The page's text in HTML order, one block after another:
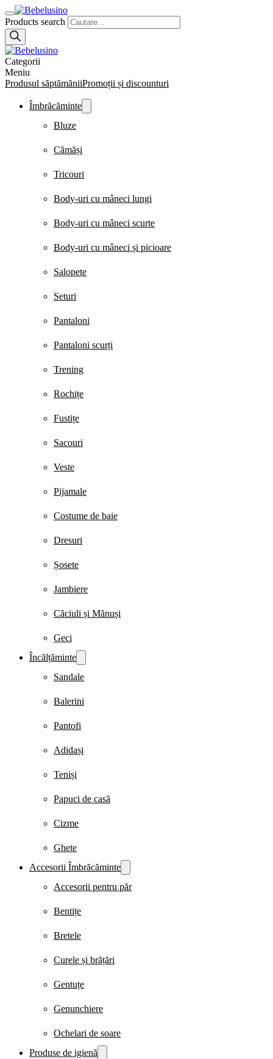
Products search
Categorii
Meniu
Produsul săptămăniiPromoții și discounturi
Îmbrăcăminte
Bluze
Cămăși
Tricouri
Body-uri cu mâneci lungi
Body-uri cu mâneci scurte
Body-uri cu mâneci și picioare
Salopete
Seturi
Pantaloni
Pantaloni scurți
Trening
Rochițe
Fustițe
Sacouri
Veste
Pijamale
Costume de baie
Dresuri
Șosete
Jambiere
Căciuli și Mănuși
Geci
Încălțăminte
Sandale
Balerini
Pantofi
Adidași
Teniși
Papuci de casă
Cizme
Ghete
Accesorii Îmbrăcăminte
Accesorii pentru păr
Bentițe
Bretele
Curele și brățări
Gentuțe
Genunchiere
Ochelari de soare
Produse de igienă